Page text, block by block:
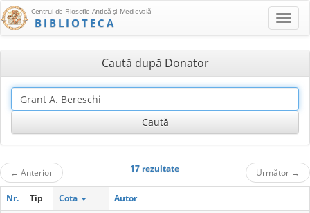
Centrul de Filosofie Antică şi Medievală
BIBLIOTECA
Caută după Donator
← Anterior 17 rezultate Următor →
Nr. Tip Cota Autor